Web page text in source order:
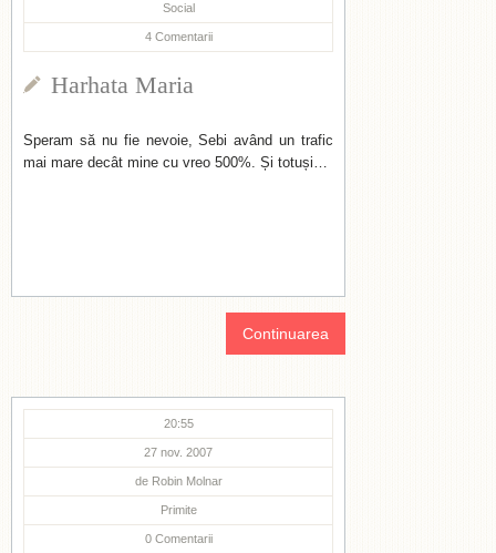
Social
4 Comentarii
Harhata Maria
Speram să nu fie nevoie, Sebi având un trafic
mai mare decât mine cu vreo 500%. Și totuși…
Continuarea
20:55
27 nov. 2007
de Robin Molnar
Primite
0 Comentarii